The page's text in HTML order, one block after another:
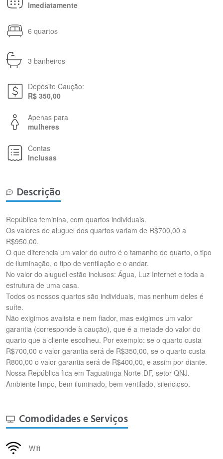
Imediatamente
6 quartos
3 banheiros
Depósito Caução:
R$ 350,00
Apenas para
mulheres
Contas
Inclusas
Descrição
República feminina, com quartos individuais.
Os valores de aluguel dos quartos variam de R$700,00 a
R$950,00.
O que diferencia um valor do outro é o tamanho do quarto, o tipo
de iluminação, o tipo de ventilação e o andar.
No valor do aluguel estão inclusos: Água, Luz Internet e toda a
estrutura de uma casa.
Todos os nossos quartos são individuais, mas nenhum deles é
suíte.
Não exigimos avalista e nem fiador, mas exigimos um valor
garantia (corresponde à caução), que é a metade do valor do
quarto que a cliente escolheu. Por exemplo: se o quarto custa
R$700,00 o valor garantia será de R$350,00, se o quarto custa
R800,00 o valor garantia será de R$400,00, e assim por diante.
Nossa República fica em Taguatinga Norte-DF, setor QNJ.
Ambiente limpo, bem iluminado, bem ventilado, silencioso.
Comodidades e Serviços
Wifi